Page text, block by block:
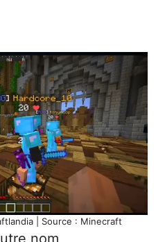
| Source : Minecraft
nom